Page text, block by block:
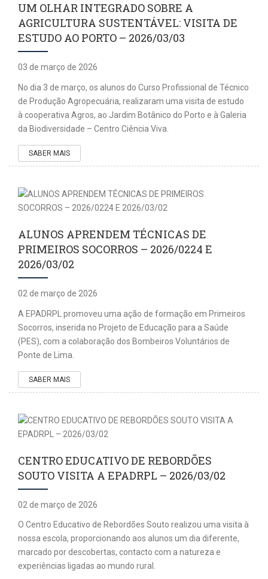
UM OLHAR INTEGRADO SOBRE A
AGRICULTURA SUSTENTÁVEL: VISITA DE
ESTUDO AO PORTO – 2026/03/03
03 de março de 2026
No dia 3 de março, os alunos do Curso Profissional de Técnico
de Produção Agropecuária, realizaram uma visita de estudo
à cooperativa Agros, ao Jardim Botânico do Porto e à Galeria
da Biodiversidade – Centro Ciência Viva.
SABER MAIS
ALUNOS APRENDEM TÉCNICAS DE
PRIMEIROS SOCORROS – 2026/0224 E
2026/03/02
02 de março de 2026
A EPADRPL promoveu uma ação de formação em Primeiros
Socorros, inserida no Projeto de Educação para a Saúde
(PES), com a colaboração dos Bombeiros Voluntários de
Ponte de Lima.
SABER MAIS
CENTRO EDUCATIVO DE REBORDÕES
SOUTO VISITA A EPADRPL – 2026/03/02
02 de março de 2026
O Centro Educativo de Rebordões Souto realizou uma visita à
nossa escola, proporcionando aos alunos um dia diferente,
marcado por descobertas, contacto com a natureza e
experiências ligadas ao mundo rural.